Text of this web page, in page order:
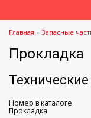
Главная » Запасные
Прокладка
Номер в каталоге
Прокладка